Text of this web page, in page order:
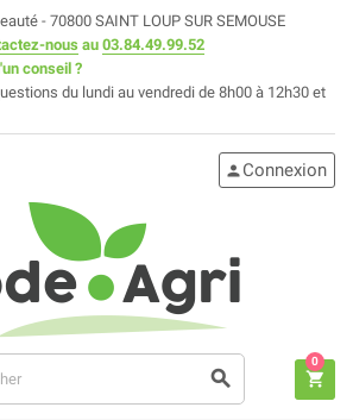
- 70800 SAINT LOUP SUR SEMOUSE
nous au 03.84.49.99.52
conseil ?
du lundi au vendredi de 8h00 à 12h30 et
search
person Connexion
shopping_cart
0